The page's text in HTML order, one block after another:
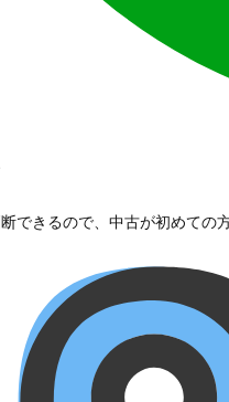
できるので、中古が初めての